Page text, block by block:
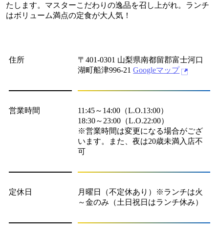
たします。マスターこだわりの逸品を召し上がれ。ランチ
はボリューム満点の定食が大人気！
住所
〒401-0301 山梨県南都留郡富士河口
湖町船津996-21Googleマップ
営業時間
11:45～14:00（L.O.13:00）
18:30～23:00（L.O.22:00）
※営業時間は変更になる場合がござ
います。また、夜は20歳未満入店不
可
定休日
月曜日（不定休あり）※ランチは火
～金のみ（土日祝日はランチ休み）